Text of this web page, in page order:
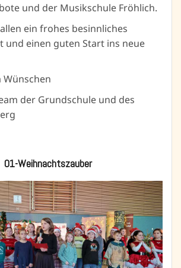
und der Musikschule Fröhlich.
ein frohes besinnliches
und einen guten Start ins neue
der Grundschule und des
01-Weihnachtszauber